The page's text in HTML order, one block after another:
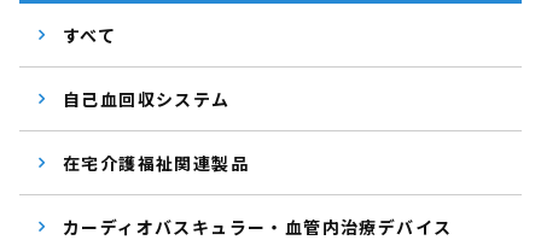
すべて
自己血回収システム
在宅介護福祉関連製品
カーディオバスキュラー・血管内治療デバイス